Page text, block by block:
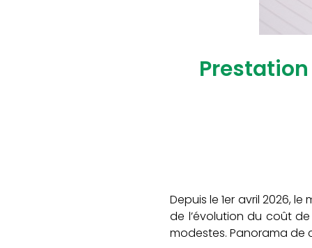
Depuis le 1er avril 2026,
de l’évolution du coût
modestes. Panorama de